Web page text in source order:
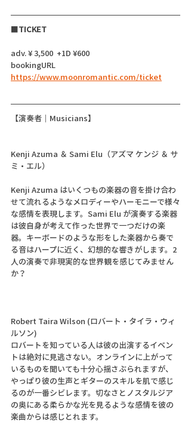
■TICKET
adv. ¥ 3,500  +1D ¥600
bookingURL
https://www.moonromantic.com/ticket
【演奏者｜Musicians】
Kenji Azuma ＆ Sami Elu（アズマ ケンジ ＆ サ
ミ・エル）
Kenji Azuma はいくつもの楽器の音を掛け合わ
せて流れるようなメロディーやハーモニーで様々
な感情を表現します。Sami Elu が演奏する楽器
は彼自身が考えて作った世界で一つだけの楽
器。キーボードのような形をした楽器から奏で
る音はハープに近く、幻想的な響きがします。2
人の演奏で非現実的な世界観を感じてみません
か？
Robert Taira Wilson (ロバート・タイラ・ウィ
ルソン)
ロバートを知っている人は彼の出演するイベン
トは絶対に見逃さない。オンラインに上がって
いるものを聞いても十分心揺さぶられますが、
やっぱり彼の生声とギターのスキルを肌で感じ
るのが一番シビレます。切なさとノスタルジア
の奥にある柔らかな光を見るような感情を彼の
楽曲からは感じとれます。